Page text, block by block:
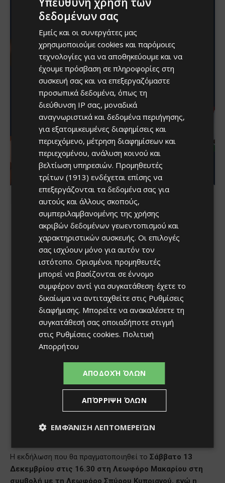
δεδομένων σας
Εμείς και οι συνεργάτες μας
χρησιμοποιούμε cookies και παρόμοιες
τεχνολογίες για να αποθηκεύουμε και να
έχουμε πρόσβαση σε πληροφορίες στη
συσκευή σας και να επεξεργαζόμαστε
προσωπικά δεδομένα, όπως τη
διεύθυνση IP σας, μοναδικά
αναγνωριστικά και δεδομένα περιήγησης,
για εξατομικευμένες διαφημίσεις και
περιεχόμενο, μέτρηση διαφημίσεων και
περιεχομένου, ανάλυση κοινού και
βελτίωση υπηρεσιών. Προμηθευτές
τρίτων (1913) ενδέχεται επίσης να
επεξεργάζονται τα δεδομένα σας για
αυτούς και άλλους σκοπούς,
συμπεριλαμβανομένης της χρήσης
ακριβών δεδομένων γεωεντοπισμού και
χαρακτηριστικών συσκευής. Οι επιλογές
σας ισχύουν μόνο για αυτόν τον
ιστότοπο. Ορισμένοι προμηθευτές
μπορεί να βασίζονται σε έννομο
συμφέρον αντί για συγκατάθεση· έχετε το
δικαίωμα να αντιταχθείτε στις Ρυθμίσεις
διαφήμισης. Μπορείτε να ανακαλέσετε τη
συγκατάθεσή σας οποιαδήποτε στιγμή
στις Ρυθμίσεις cookies. Πολιτική
Απορρήτου
ΑΠΟΔΟΧΉ ΌΛΩΝ
ΑΠΌΡΡΙΨΗ ΌΛΩΝ
ΕΜΦΆΝΙΣΗ ΛΕΠΤΟΜΕΡΕΙΏΝ